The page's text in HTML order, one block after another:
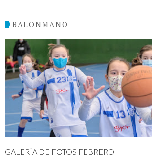
BALONMANO
GALERÍA DE FOTOS FEBRERO